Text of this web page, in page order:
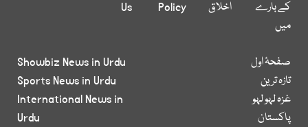
کے بارے
میں
اخلاق
Policy
Us
صفحۂ اول
تازہ ترین
غزہ لہو لہو
پاکستان
Showbiz News in Urdu
Sports News in Urdu
International News in
Urdu